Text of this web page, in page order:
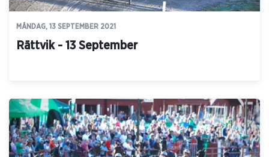
MÅNDAG, 13 SEPTEMBER 2021
Rättvik - 13 September